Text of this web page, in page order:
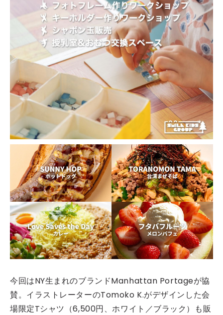
今回はNY生まれのブランドManhattan Portageが協
賛。イラストレーターのTomoko K.がデザインした会
場限定Tシャツ（6,500円、ホワイト／ブラック）も販